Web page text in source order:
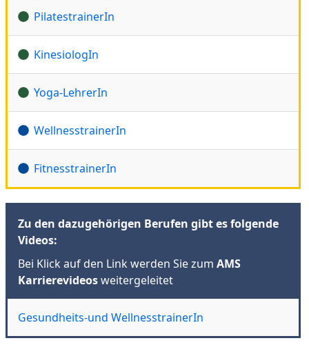
PilatestrainerIn
KinesiologIn
Yoga-LehrerIn
WellnesstrainerIn
FitnesstrainerIn
Zu den dazugehörigen Berufen gibt es folgende
Videos:
Bei Klick auf den Link werden Sie zum AMS
Karrierevideosweitergeleitet
Gesundheits-und WellnesstrainerIn